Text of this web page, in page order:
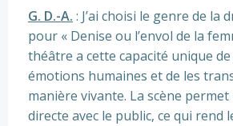
G. D.-A. : J’ai choisi le genre de la
pour « Denise ou l’envol de la
théâtre a cette capacité unique
émotions humaines et de les
manière vivante. La scène
directe avec le public, ce qui rend